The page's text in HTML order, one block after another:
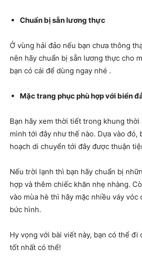
Chuẩn bị sẵn lương thực
Ở vùng hải đảo nếu bạn chưa thông
nên hãy chuẩn bị sẵn lương thực cho
bạn có cái để dùng ngay nhé .
Mặc trang phục phù hợp với biển
Bạn hãy xem thời tiết trong khung
mình tới đây như thế nào. Dựa vào đó,
hoạch di chuyển tới đây được thuận
Nếu trời lạnh thì bạn hãy chuẩn bị
hợp và thêm chiếc khăn nhẹ nhàng.
vào mùa hè thì hãy mặc nhiều váy vóc
bức hình.
Hy vọng với bài viết này, bạn có thể đi
tốt nhất có thể!